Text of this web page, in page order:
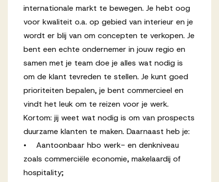
internationale markt te bewegen. Je hebt oog
voor kwaliteit o.a. op gebied van interieur en je
wordt er blij van om concepten te verkopen. Je
bent een echte ondernemer in jouw regio en
samen met je team doe je alles wat nodig is
om de klant tevreden te stellen. Je kunt goed
prioriteiten bepalen, je bent commercieel en
vindt het leuk om te reizen voor je werk.
Kortom: jij weet wat nodig is om van prospects
duurzame klanten te maken. Daarnaast heb je:
• Aantoonbaar hbo werk- en denkniveau
zoals commerciële economie, makelaardij of
hospitality;